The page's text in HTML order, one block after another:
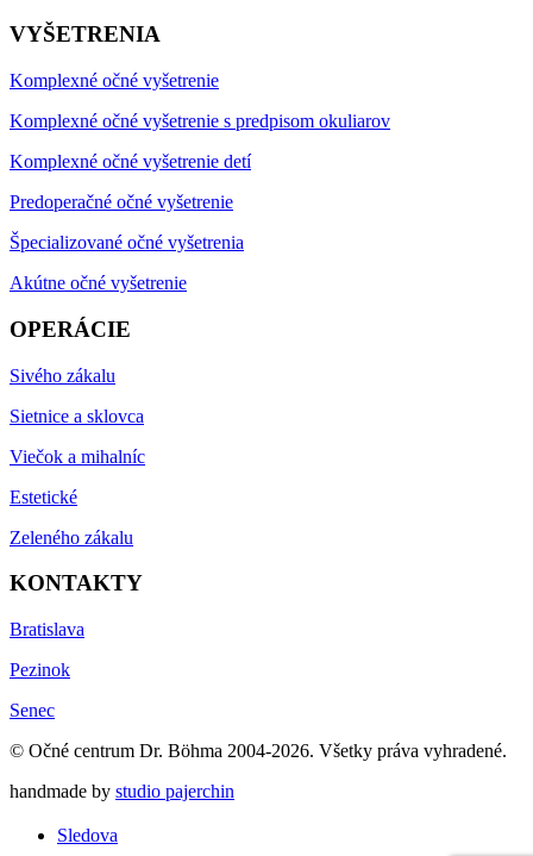
VYŠETRENIA
Komplexné očné vyšetrenie
Komplexné očné vyšetrenie s predpisom okuliarov
Komplexné očné vyšetrenie detí
Predoperačné očné vyšetrenie
Špecializované očné vyšetrenia
Akútne očné vyšetrenie
OPERÁCIE
Sivého zákalu
Sietnice a sklovca
Viečok a mihalníc
Estetické
Zeleného zákalu
KONTAKTY
Bratislava
Pezinok
Senec
© Očné centrum Dr. Böhma 2004-2026. Všetky práva vyhradené.
handmade by studio pajerchin
Sledova